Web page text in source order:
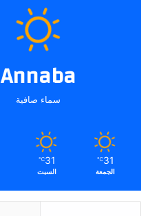
Annaba
سماء صافية
31
℃
الجمعة
31
℃
السبت